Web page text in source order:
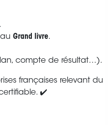
Grand livre.
compte de résultat…).
françaises relevant du
✔️